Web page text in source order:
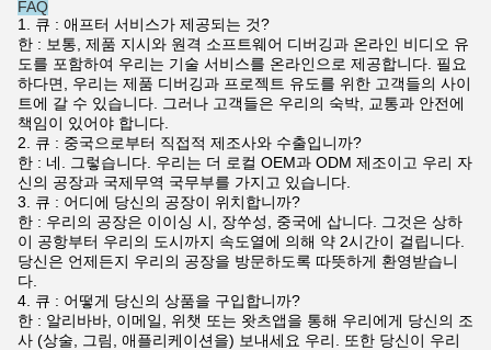
FAQ
1. 큐 : 애프터 서비스가 제공되는 것?
한 : 보통, 제품 지시와 원격 소프트웨어 디버깅과 온라인 비디오 유
도를 포함하여 우리는 기술 서비스를 온라인으로 제공합니다. 필요
하다면, 우리는 제품 디버깅과 프로젝트 유도를 위한 고객들의 사이
트에 갈 수 있습니다. 그러나 고객들은 우리의 숙박, 교통과 안전에
책임이 있어야 합니다.
2. 큐 : 중국으로부터 직접적 제조사와 수출입니까?
한 : 네. 그렇습니다. 우리는 더 로컬 OEM과 ODM 제조이고 우리 자
신의 공장과 국제무역 국무부를 가지고 있습니다.
3. 큐 : 어디에 당신의 공장이 위치합니까?
한 : 우리의 공장은 이이싱 시, 장쑤성, 중국에 삽니다. 그것은 상하
이 공항부터 우리의 도시까지 속도열에 의해 약 2시간이 걸립니다.
당신은 언제든지 우리의 공장을 방문하도록 따뜻하게 환영받습니
다.
4. 큐 : 어떻게 당신의 상품을 구입합니까?
한 : 알리바바, 이메일, 위챗 또는 왓츠앱을 통해 우리에게 당신의 조
사 (상술, 그림, 애플리케이션을) 보내세요 우리. 또한 당신이 우리